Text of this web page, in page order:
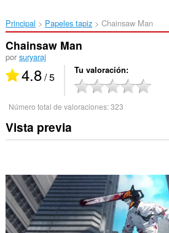
Principal Papeles tapiz Chainsaw Man‎
Chainsaw Man
por suryaraj
4.8/ 5 Tu valoración
Número total de valoraciones:323
Vista previa